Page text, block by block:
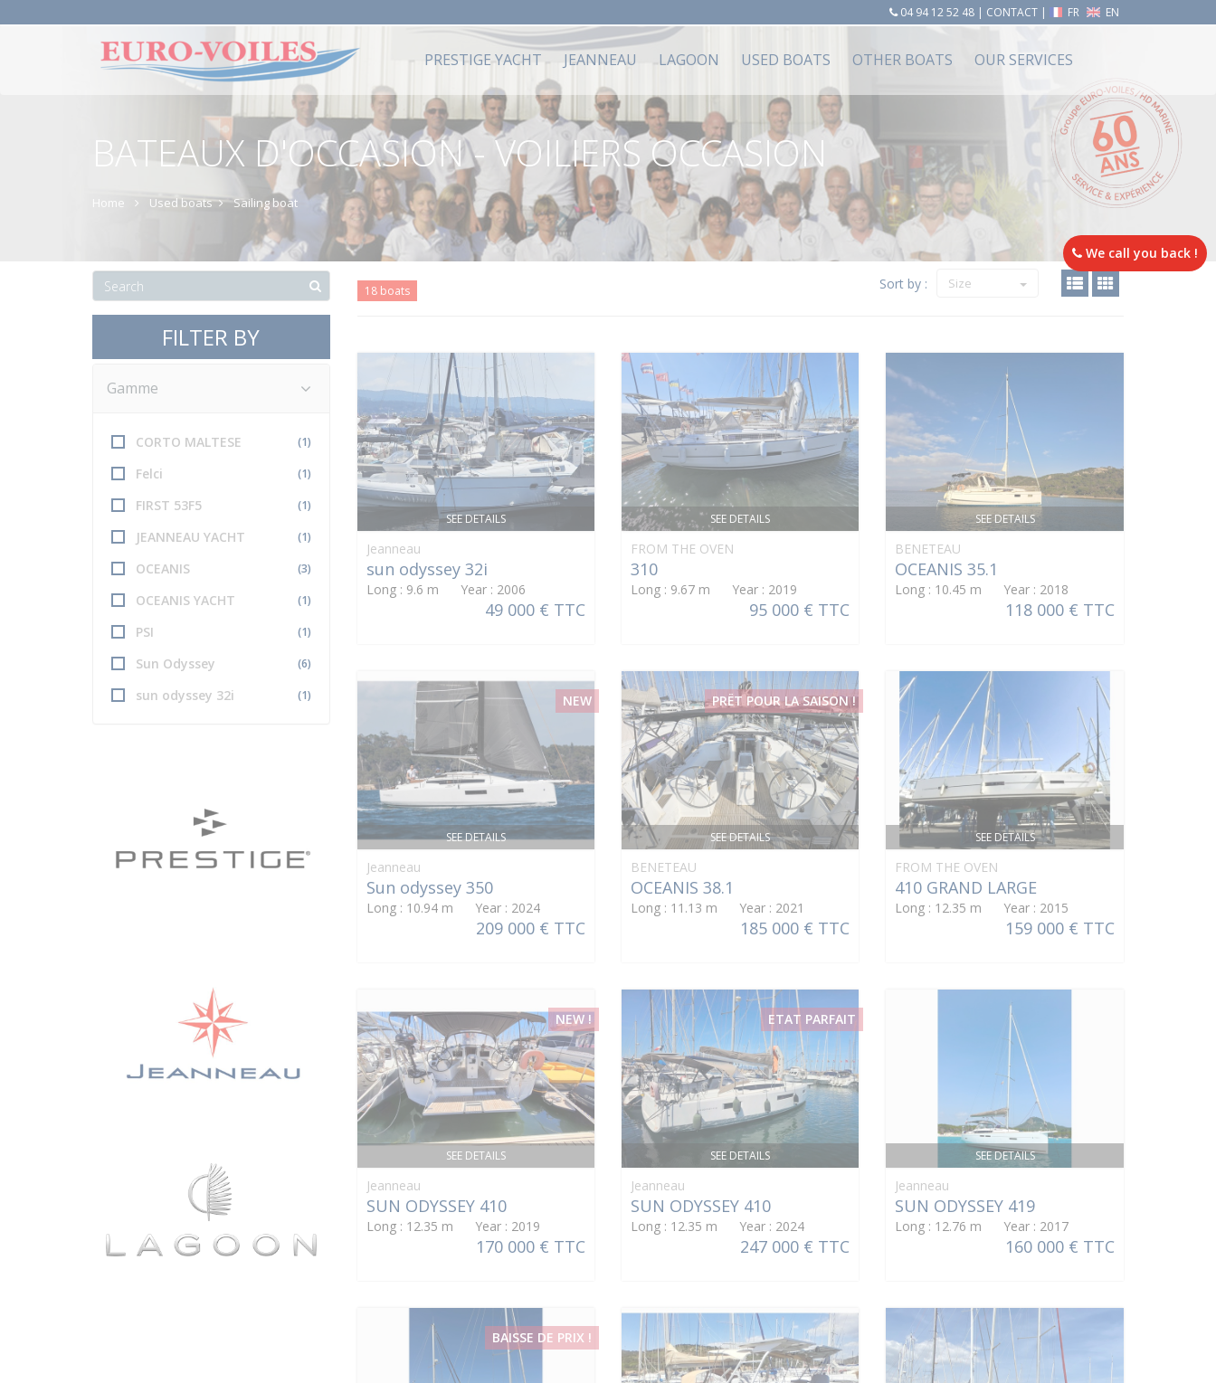
04 94 12 52 48| CONTACT| FR EN
PRESTIGE YACHT JEANNEAU LAGOON USED BOATS OTHER BOATS OUR SERVICES
BATEAUX D'OCCASION - VOILIERS OCCASION
Home Used boats Sailing boat
FILTER BY
Gamme
CORTO MALTESE (1)
Felci (1)
FIRST 53F5 (1)
JEANNEAU YACHT (1)
OCEANIS (3)
OCEANIS YACHT (1)
PSI (1)
Sun Odyssey (6)
sun odyssey 32i (1)
18 boats Sort by : Size
SEE DETAILS
Jeanneau
sun odyssey 32i
Long : 9.6 m Year : 2006
49 000 € TTC
SEE DETAILS
FROM THE OVEN
310
Long : 9.67 m Year : 2019
95 000 € TTC
SEE DETAILS
BENETEAU
OCEANIS 35.1
Long : 10.45 m Year : 2018
118 000 € TTC
SEE DETAILS
NEW
Jeanneau
Sun odyssey 350
Long : 10.94 m Year : 2024
209 000 € TTC
SEE DETAILS
PRËT POUR LA SAISON !
BENETEAU
OCEANIS 38.1
Long : 11.13 m Year : 2021
185 000 € TTC
SEE DETAILS
FROM THE OVEN
410 GRAND LARGE
Long : 12.35 m Year : 2015
159 000 € TTC
SEE DETAILS
NEW !
Jeanneau
SUN ODYSSEY 410
Long : 12.35 m Year : 2019
170 000 € TTC
SEE DETAILS
ETAT PARFAIT
Jeanneau
SUN ODYSSEY 410
Long : 12.35 m Year : 2024
247 000 € TTC
SEE DETAILS
Jeanneau
SUN ODYSSEY 419
Long : 12.76 m Year : 2017
160 000 € TTC
BAISSE DE PRIX !
We call you back !